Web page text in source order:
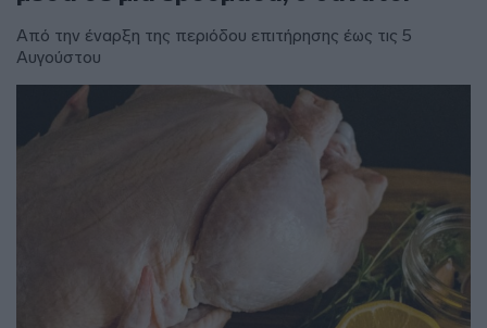
Από την έναρξη της περιόδου επιτήρησης έως τις 5
Αυγούστου